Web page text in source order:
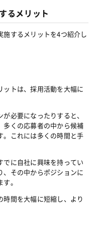
るメリット
施するメリットを4つ紹介し
ットは、採用活動を大幅に
必要になったりすると、
多くの応募者の中から候補
。これには多くの時間と手
でに自社に興味を持ってい
、その中からポジションに
。
間を大幅に短縮し、より